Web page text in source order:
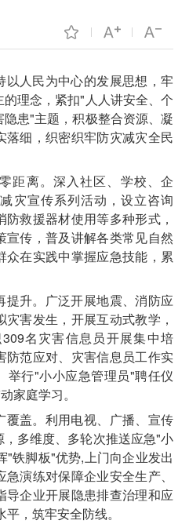
以人民为中心的发展思想，牢
的理念，紧扣"人人讲安全、个
患"主题 ，积极整合资源、凝
细，织密织牢防灾减灾全民
距离。 深入社区、学校、企
灾宣传系列活动， 设立咨询
防救援器材使用等多种形式，
宣传，普及讲解各类常见自然
在实践中掌握应急技能， 累
升。 广泛开展地震、消防应
害发生，开展互动式教学，
309名灾害信息员开展集中培
范应对、 灾害信息员工作实
举行"小小应急管理员"聘任仪
家庭学习。
覆盖。 利用电视、广播、宣传
多维度、多轮次推送应急"小
"铁脚板"优势,上门向企业发出
演练对保障企业安全生产、
导企业开展隐患排查治理和应
，筑牢安全防线。